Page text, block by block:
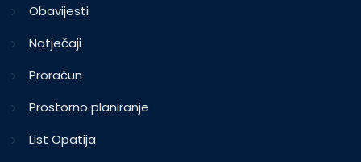
Obavijesti
Natječaji
Proračun
Prostorno planiranje
List Opatija